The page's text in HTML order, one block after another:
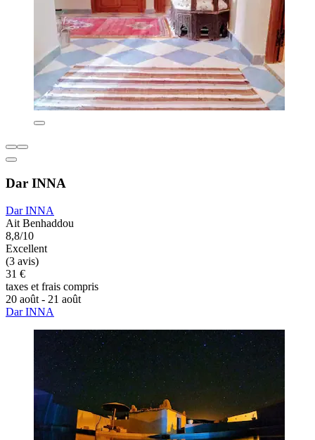
Dar INNA
Dar INNA
Ait Benhaddou
8,8/10
Excellent
(3 avis)
31 €
taxes et frais compris
20 août - 21 août
Dar INNA